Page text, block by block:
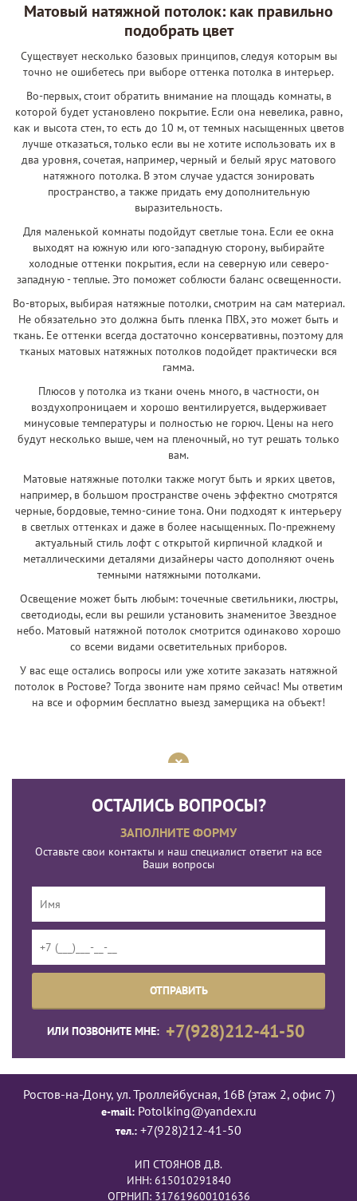
Матовый натяжной потолок: как правильно
подобрать цвет
Существует несколько базовых принципов, следуя которым вы
точно не ошибетесь при выборе оттенка потолка в интерьер.
Во-первых, стоит обратить внимание на площадь комнаты, в
которой будет установлено покрытие. Если она невелика, равно,
как и высота стен, то есть до 10 м, от темных насыщенных цветов
лучше отказаться, только если вы не хотите использовать их в
два уровня, сочетая, например, черный и белый ярус матового
натяжного потолка. В этом случае удастся зонировать
пространство, а также придать ему дополнительную
выразительность.
Для маленькой комнаты подойдут светлые тона. Если ее окна
выходят на южную или юго-западную сторону, выбирайте
холодные оттенки покрытия, если на северную или северо-
западную - теплые. Это поможет соблюсти баланс освещенности.
Во-вторых, выбирая натяжные потолки, смотрим на сам материал.
Не обязательно это должна быть пленка ПВХ, это может быть и
ткань. Ее оттенки всегда достаточно консервативны, поэтому для
тканых матовых натяжных потолков подойдет практически вся
гамма.
Плюсов у потолка из ткани очень много, в частности, он
воздухопроницаем и хорошо вентилируется, выдерживает
минусовые температуры и полностью не горюч. Цены на него
будут несколько выше, чем на пленочный, но тут решать только
вам.
Матовые натяжные потолки также могут быть и ярких цветов,
например, в большом пространстве очень эффектно смотрятся
черные, бордовые, темно-синие тона. Они подходят к интерьеру
в светлых оттенках и даже в более насыщенных. По-прежнему
актуальный стиль лофт с открытой кирпичной кладкой и
металлическими деталями дизайнеры часто дополняют очень
темными натяжными потолками.
Освещение может быть любым: точечные светильники, люстры,
светодиоды, если вы решили установить знаменитое Звездное
небо. Матовый натяжной потолок смотрится одинаково хорошо
со всеми видами осветительных приборов.
У вас еще остались вопросы или уже хотите заказать натяжной
потолок в Ростове? Тогда звоните нам прямо сейчас! Мы ответим
на все и оформим бесплатно выезд замерщика на объект!
ОСТАЛИСЬ ВОПРОСЫ?
ЗАПОЛНИТЕ ФОРМУ
Оставьте свои контакты и наш специалист ответит на все
Ваши вопросы
ИЛИ ПОЗВОНИТЕ МНЕ: +7(928)212-41-50
Ростов-на-Дону, ул. Троллейбусная, 16В (этаж 2, офис 7)
e-mail: Potolking@yandex.ru
тел.: +7(928)212-41-50
ИП СТОЯНОВ Д.В.
ИНН: 615010291840
ОГРНИП: 317619600101636